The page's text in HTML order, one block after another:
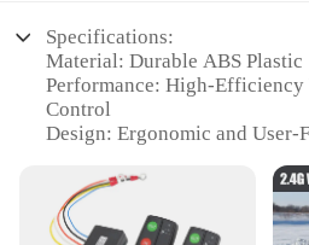
Specifications:
Material: Durable ABS Plastic
Performance: High-Efficiency
Control
Design: Ergonomic and User-
Range: Strong Signal
Battery Life: Long-Lasting
Consumption